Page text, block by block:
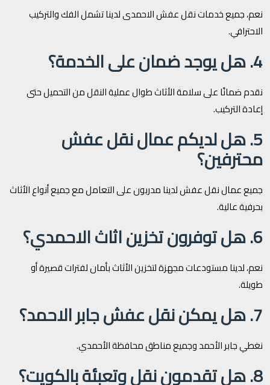
نعم، جميع خدمات نقل عفش الاحمدى لدينا تشمل الفك والتركيب
الاحترافي.
4. هل يوجد ضمان على الخدمة؟
نقدم ضمانًا على سلامة الأثاث طوال عملية النقل من التحميل حتى
إعادة التركيب.
5. هل لديكم عمال نقل عفش
محترفين؟
جميع عمال نقل عفش لدينا مدربون على التعامل مع جميع أنواع الأثاث
بحرفية عالية.
6. هل توفرون تخزين اثاث الاحمدي؟
نعم، لدينا مستودعات مجهزة لتخزين الأثاث بأمان لفترات قصيرة أو
طويلة.
7. هل يمكن نقل عفش جابر الاحمد؟
نغطي جابر الأحمد وجميع مناطق محافظة الأحمدي.
8. هل تقدمون نقل وتعبئة بالكويت؟